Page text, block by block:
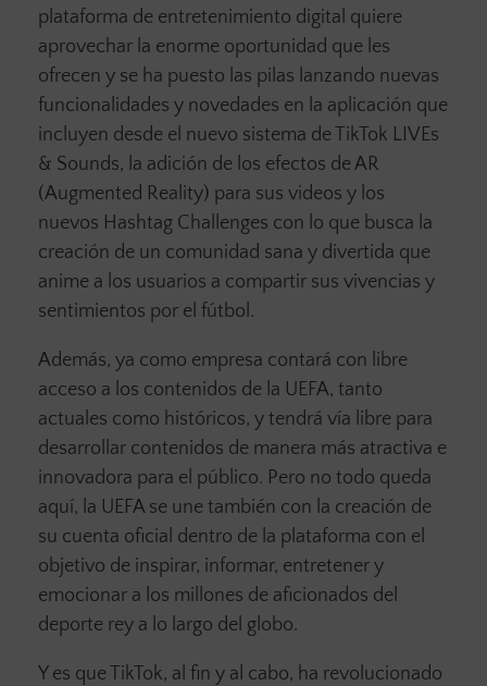
plataforma de entretenimiento digital quiere
aprovechar la enorme oportunidad que les
ofrecen y se ha puesto las pilas lanzando nuevas
funcionalidades y novedades en la aplicación que
incluyen desde el nuevo sistema de TikTok LIVEs
& Sounds, la adición de los efectos de AR
(Augmented Reality) para sus videos y los
nuevos Hashtag Challenges con lo que busca la
creación de un comunidad sana y divertida que
anime a los usuarios a compartir sus vivencias y
sentimientos por el fútbol.
Además, ya como empresa contará con libre
acceso a los contenidos de la UEFA, tanto
actuales como históricos, y tendrá vía libre para
desarrollar contenidos de manera más atractiva e
innovadora para el público. Pero no todo queda
aquí, la UEFA se une también con la creación de
su cuenta oficial dentro de la plataforma con el
objetivo de inspirar, informar, entretener y
emocionar a los millones de aficionados del
deporte rey a lo largo del globo.
Y es que TikTok, al fin y al cabo, ha revolucionado